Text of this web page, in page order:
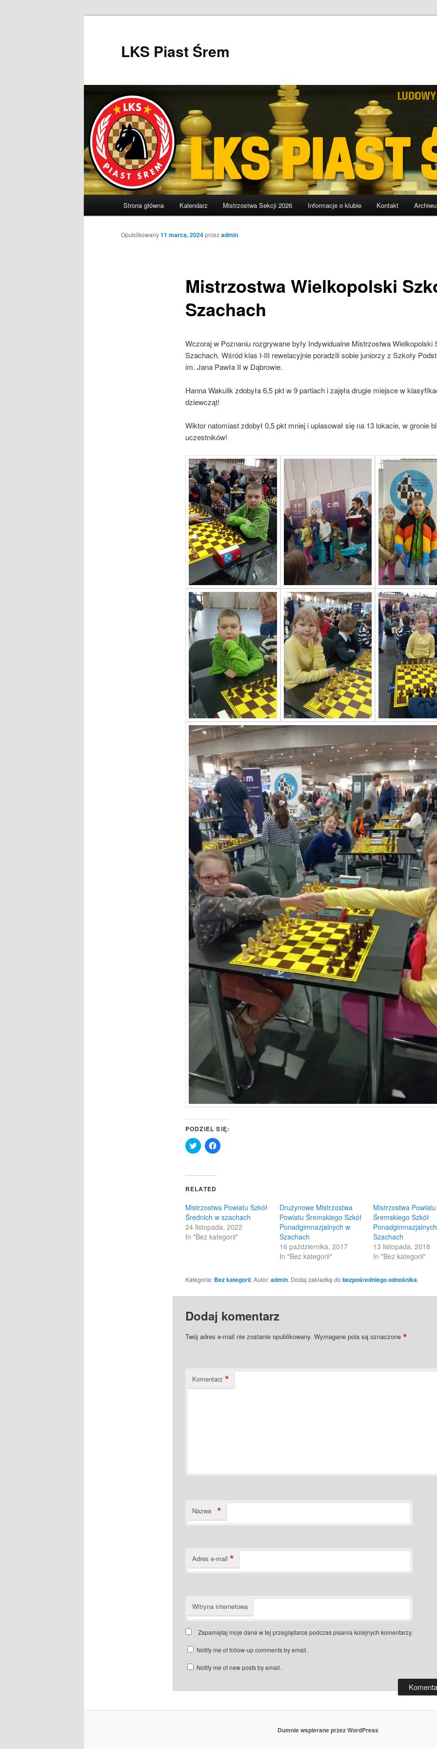
LKS Piast Śrem
Strona główna Kalendarz Mistrzostwa Sekcji 2026 Informacje o klubie Kontakt
Mistrzostwa Wielkopolski
Szachach
Opublikowany11 marca, 2024przezadmin
Wczoraj w Poznaniu rozgrywane były Indywidualne Mistrzostwa Wielkopolski
Szachach. Wśród klas I-III rewelacyjnie poradzili sobie juniorzy z Szkoły
im. Jana Pawła II w Dąbrowie.
Hanna Wakulik zdobyła 6,5 pkt w 9 partiach i zajęła drugie miejsce w
dziewcząt!
Wiktor natomiast zdobył 0,5 pkt mniej i uplasował się na 13 lokacie, w gronie
uczestników!
PODZIEL SIĘ:
Click
to
(Opens
new
Click
to
RELATED
Mistrzostwa Powiatu Szkół
Średnich w szachach
24 listopada, 2022
In "Bez kategorii"
Drużynowe Mistrzostwa
Powiatu Śremskiego Szkół
Ponadgimnazjalnych w
Szachach
16 października, 2017
In "Bez kategorii"
Mistrzostwa Powiatu
Śremskiego Szkół
Szachach
13 listopada, 2018
In "Bez kategorii"
Kategorie: Bez kategorii. Autor:admin. Dodaj zakładkę do bezpośredniego odnośnika.
Dodaj komentarz
Twój adres e-mail nie zostanie opublikowany. Wymagane pola są oznaczone *
Komentarz *
Nazwa *
Adres e-mail *
Witryna internetowa
Zapamiętaj moje dane w tej przeglądarce podczas pisania kolejnych komentarzy.
Notify me of follow-up comments by email.
Notify me of new posts by email.
Dumnie wspierane przez WordPress